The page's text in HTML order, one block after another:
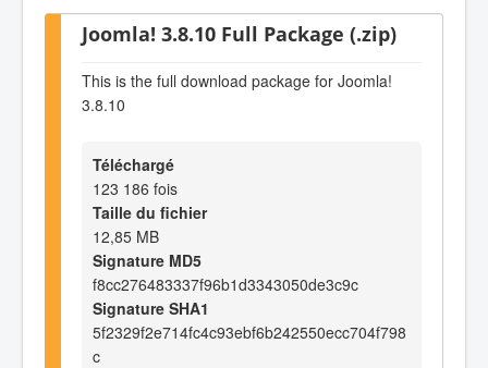
Joomla! 3.8.10 Full Package (.zip)
This is the full download package for Joomla!
3.8.10
Téléchargé
123 186 fois
Taille du fichier
12,85 MB
Signature MD5
f8cc276483337f96b1d3343050de3c9c
Signature SHA1
5f2329f2e714fc4c93ebf6b242550ecc704f798
c